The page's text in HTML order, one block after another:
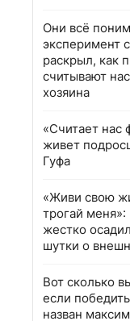
Они всё
эксперимент
раскрыл, как
считывают
хозяина
«Считает нас
живет
Гуфа
«Живи свою
трогай
жестко
шутки о
Вот сколько
если
назван